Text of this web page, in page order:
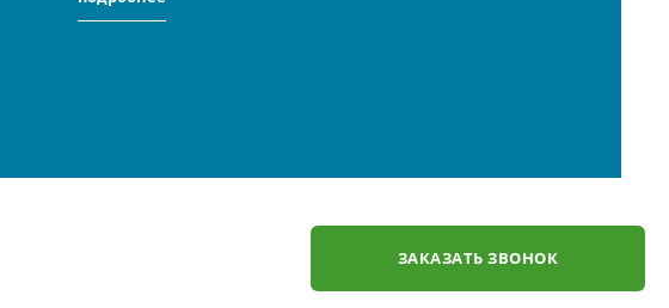
ЗАКАЗАТЬ ЗВОНОК